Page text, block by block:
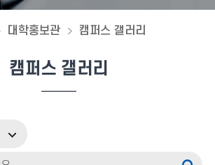
대학홍보관 캠퍼스 갤러리
캠퍼스 갤러리